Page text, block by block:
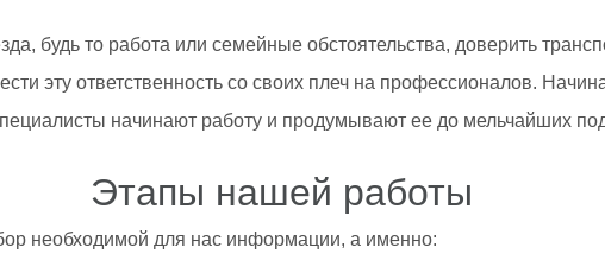
будь то работа или семейные обстоятельства, доверить
эту ответственность со своих плеч на профессионалов.
начинают работу и продумывают ее до мельчайших
Этапы нашей работы
необходимой для нас информации, а именно: